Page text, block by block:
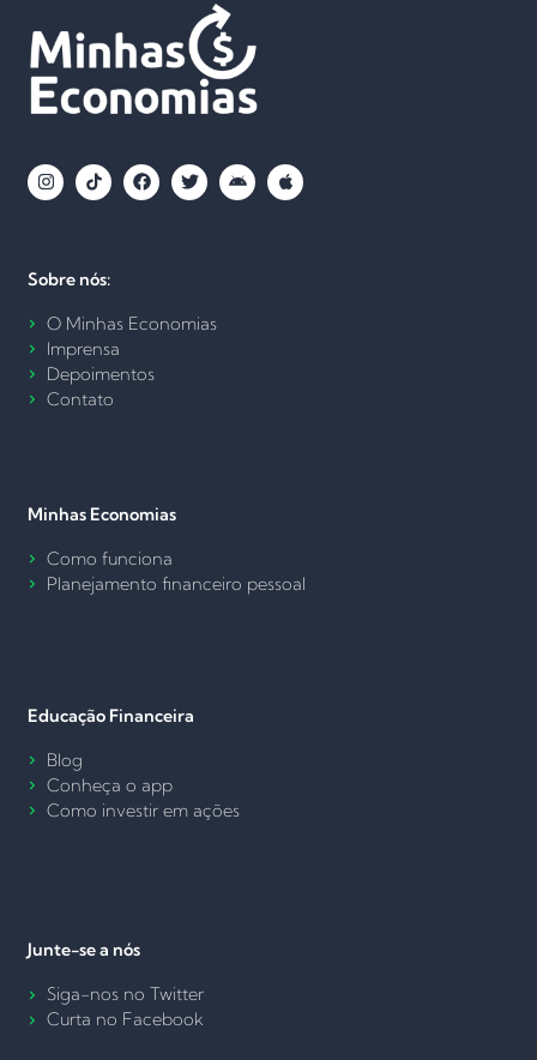
Sobre nós:
O Minhas Economias
Imprensa
Depoimentos
Contato
Minhas Economias
Como funciona
Planejamento financeiro pessoal
Educação Financeira
Blog
Conheça o app
Como investir em ações
Junte-se a nós
Siga-nos no Twitter
Curta no Facebook